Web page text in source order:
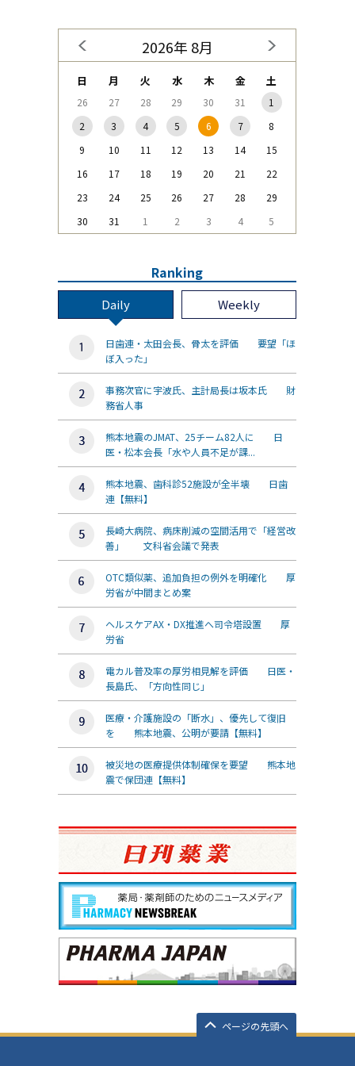
2026年 8月
日 月 火 水 木 金 土
26 27 28 29 30 31
1
2
3 4 5 6 7
8
9
10 11 12 13 14
15
16
17 18 19 20 21
22
23
24 25 26 27 28
29
30
31 1 2 3 4 5
Ranking
Daily Weekly
日歯連・太田会長、骨太を評価 要望「ほ
ぼ入った」
事務次官に宇波氏、主計局長は坂本氏 財
務省人事
熊本地震のJMAT、25チーム82人に 日
医・松本会長「水や人員不足が課...
熊本地震、歯科診52施設が全半壊 日歯
連【無料】
長崎大病院、病床削減の空間活用で「経営改
善」 文科省会議で発表
OTC類似薬、追加負担の例外を明確化 厚
労省が中間まとめ案
ヘルスケアAX・DX推進へ司令塔設置 厚
労省
電カル普及率の厚労相見解を評価 日医・
長島氏、「方向性同じ」
医療・介護施設の「断水」、優先して復旧
を 熊本地震、公明が要請【無料】
被災地の医療提供体制確保を要望 熊本地
震で保団連【無料】
ページの先頭へ